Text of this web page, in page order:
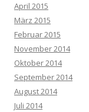
April 2015
März 2015
Februar 2015
November 2014
Oktober 2014
September 2014
August 2014
Juli 2014